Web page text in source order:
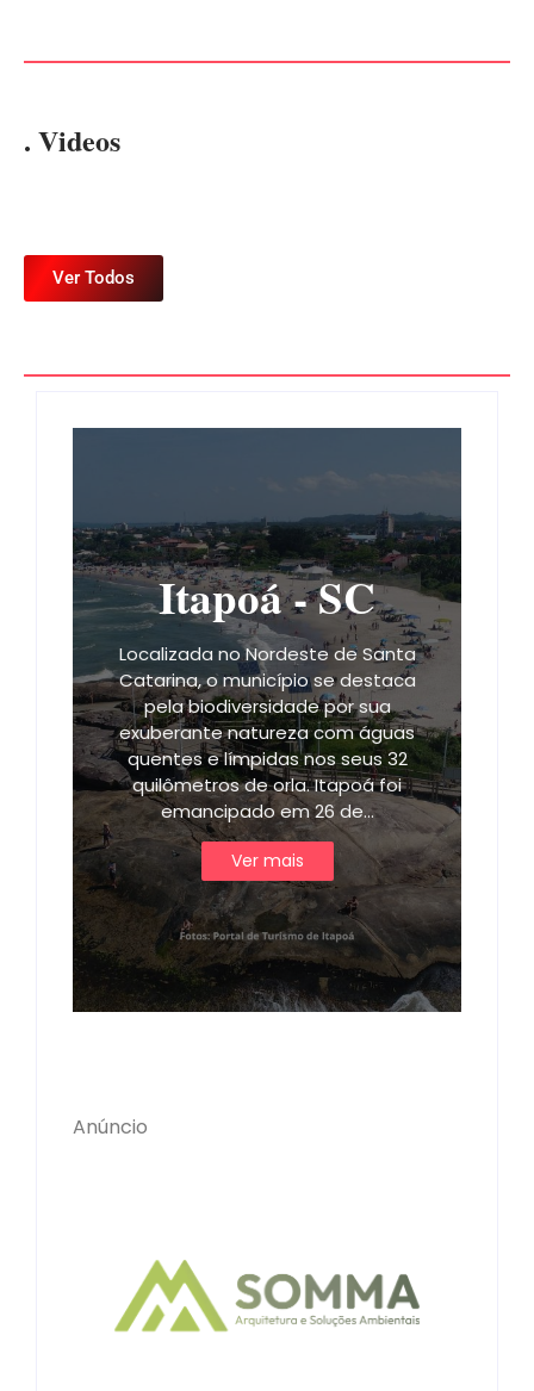
. Videos
Ver Todos
Itapoá - SC
Localizada no Nordeste de Santa
Catarina, o município se destaca
pela biodiversidade por sua
exuberante natureza com águas
quentes e límpidas nos seus 32
quilômetros de orla. Itapoá foi
emancipado em 26 de…
Ver mais
Anúncio